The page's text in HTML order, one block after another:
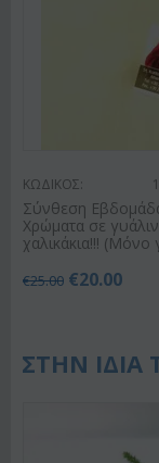
ΚΩΔΙΚΟΣ:
Σύνθεση
Χρώματα σε
χαλικάκια!!!
€25.00 €20.00
ΣΤΗΝ ΙΔΙΑ